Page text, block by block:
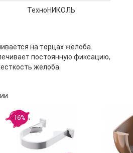
ТехноНИКОЛЬ
на торцах желоба.
постоянную фиксацию,
желоба.
-16%